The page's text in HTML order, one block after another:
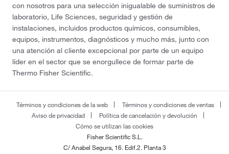
con nosotros para una selección inigualable de suministros de
laboratorio, Life Sciences, seguridad y gestión de
instalaciones, incluidos productos químicos, consumibles,
equipos, instrumentos, diagnósticos y mucho más, junto con
una atención al cliente excepcional por parte de un equipo
líder en el sector que se enorgullece de formar parte de
Thermo Fisher Scientific.
Términos y condiciones de la web
Términos y condiciones de ventas
Aviso de privacidad
Política de cancelación y devolución
Cómo se utilizan las cookies
Fisher Scientific S.L.
C/ Anabel Segura, 16. Edif.2. Planta 3